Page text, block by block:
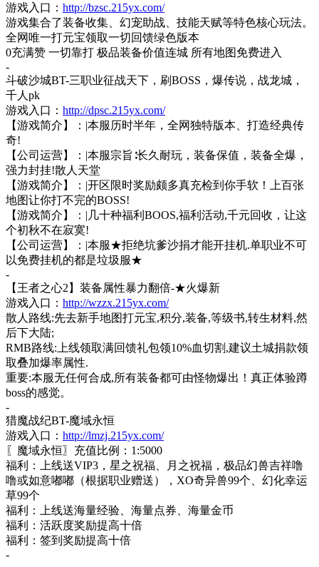
游戏入口： http://bzsc.215yx.com/
游戏集合了装备收集、幻宠助战、技能天赋等特色核心玩法。
全网唯一打元宝领取一切回馈绿色版本
0充满赞 一切靠打 极品装备价值连城 所有地图免费进入
-
斗破沙城BT-三职业征战天下，刷BOSS，爆传说，战龙城，
千人pk
游戏入口： http://dpsc.215yx.com/
【游戏简介】： |本服历时半年，全网独特版本、打造经典传
奇!
【公司运营】： |本服宗旨∶长久耐玩，装备保值，装备全爆，
强力封挂!散人天堂
【游戏简介】： |开区限时奖励颇多真充检到你手软！上百张
地图让你打不完的BOSS!
【游戏简介】： |几十种福利BOOS,福利活动,千元回收，让这
个初秋不在寂寞!
【公司运营】： |本服★拒绝坑爹沙捐才能开挂机.单职业不可
以免费挂机的都是垃圾服★
-
【王者之心2】装备属性暴力翻倍-★火爆新
游戏入口： http://wzzx.215yx.com/
散人路线:先去新手地图打元宝,积分,装备,等级书,转生材料,然
后下大陆;
RMB路线:上线领取满回馈礼包领10%血切割,建议土城捐款领
取叠加爆率属性.
重要:本服无任何合成,所有装备都可由怪物爆出！真正体验蹲
boss的感觉。
-
猎魔战纪BT-魔域永恒
游戏入口： http://lmzj.215yx.com/
〖魔域永恒〗充值比例： 1:5000
福利：上线送VIP3，星之祝福、月之祝福，极品幻兽吉祥噜
噜或如意嘟嘟（根据职业赠送），XO奇异兽99个、幻化幸运
草99个
福利：上线送海量经验、海量点券、海量金币
福利：活跃度奖励提高十倍
福利：签到奖励提高十倍
-